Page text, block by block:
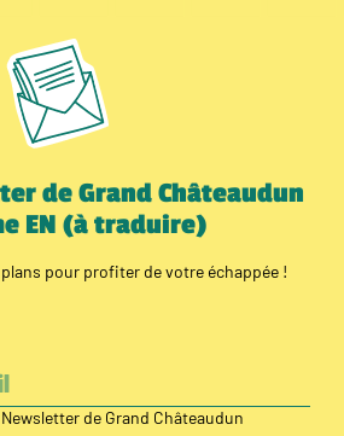
de Grand Châteaudun
EN (à traduire)
pour profiter de votre échappée !
de Grand Châteaudun